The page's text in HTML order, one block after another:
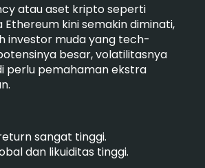
atau aset kripto seperti
Ethereum kini semakin diminati,
investor muda yang tech-
besar, volatilitasnya
perlu pemahaman ekstra
sangat tinggi.
dan likuiditas tinggi.